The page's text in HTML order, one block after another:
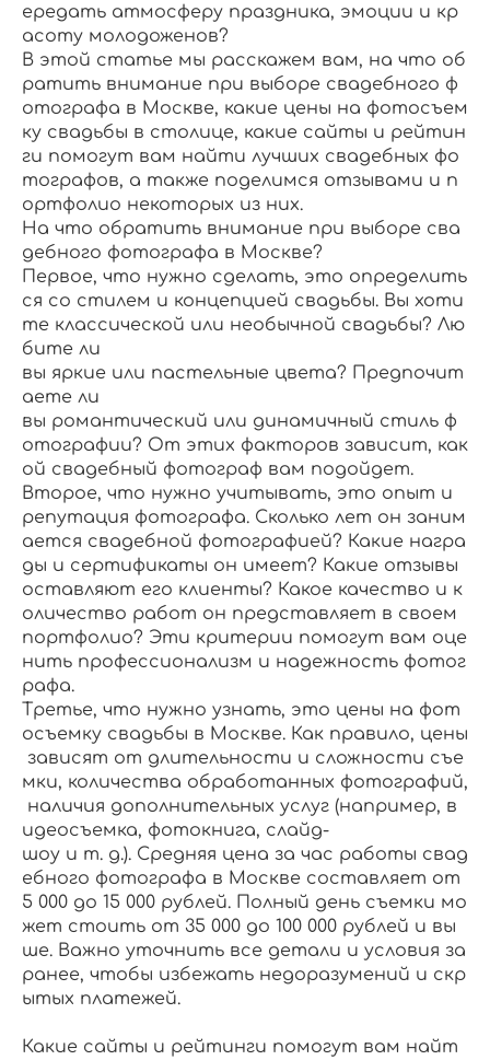
ередать атмосферу праздника, эмоции и кр
асоту молодоженов?
В этой статье мы расскажем вам, на что об
ратить внимание при выборе свадебного ф
отографа в Москве, какие цены на фотосъем
ку свадьбы в столице, какие сайты и рейтин
ги помогут вам найти лучших свадебных фо
тографов, а также поделимся отзывами и п
ортфолио некоторых из них.
На что обратить внимание при выборе сва
дебного фотографа в Москве?
Первое, что нужно сделать, это определить
ся со стилем и концепцией свадьбы. Вы хоти
те классической или необычной свадьбы? Лю
бите ли
вы яркие или пастельные цвета? Предпочит
аете ли
вы романтический или динамичный стиль ф
отографии? От этих факторов зависит, как
ой свадебный фотограф вам подойдет.
Второе, что нужно учитывать, это опыт и
репутация фотографа. Сколько лет он заним
ается свадебной фотографией? Какие награ
ды и сертификаты он имеет? Какие отзывы
оставляют его клиенты? Какое качество и к
оличество работ он представляет в своем
портфолио? Эти критерии помогут вам оце
нить профессионализм и надежность фотог
рафа.
Третье, что нужно узнать, это цены на фот
осъемку свадьбы в Москве. Как правило, цены
зависят от длительности и сложности съе
мки, количества обработанных фотографий,
наличия дополнительных услуг (например, в
идеосъемка, фотокнига, слайд-
шоу и т. д.). Средняя цена за час работы свад
ебного фотографа в Москве составляет от
5 000 до 15 000 рублей. Полный день съемки мо
жет стоить от 35 000 до 100 000 рублей и вы
ше. Важно уточнить все детали и условия за
ранее, чтобы избежать недоразумений и скр
ытых платежей.
Какие сайты и рейтинги помогут вам найт